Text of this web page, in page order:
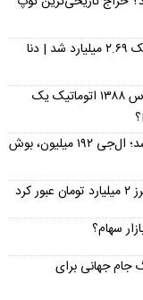
قیمت دنا امروز ۱۷ مرداد ۱۴۰۵؛ دنا پلاس اتوماتیک ۲.۶۹ میلیارد شد | دنا
قیمت پژو پارس کارکرده به ۱.۵ میلیارد رسید؛ پارس ۱۳۸۸ اتوماتیک یک
قیمت ماشین ظرفشویی به ۲۰۰ میلیون نزدیک شد؛ ال‌جی ۱۹۲ میلیون، بوش
سهام؟
جام جهانی برای